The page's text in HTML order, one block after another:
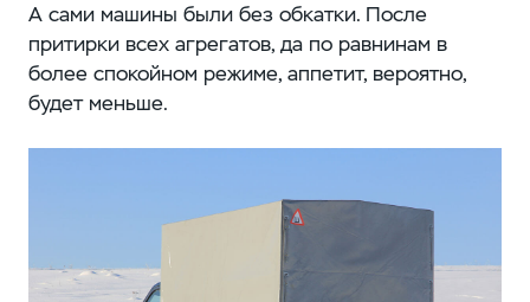
А сами машины были без обкатки. После
притирки всех агрегатов, да по равнинам в
более спокойном режиме, аппетит, вероятно,
будет меньше.